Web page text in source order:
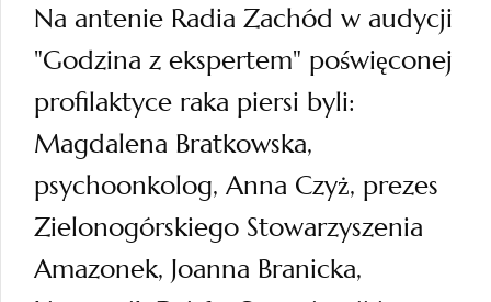
Na antenie Radia Zachód w audycji
"Godzina z ekspertem" poświęconej
profilaktyce raka piersi byli:
Magdalena Bratkowska,
psychoonkolog, Anna Czyż, prezes
Zielonogórskiego Stowarzyszenia
Amazonek, Joanna Branicka,